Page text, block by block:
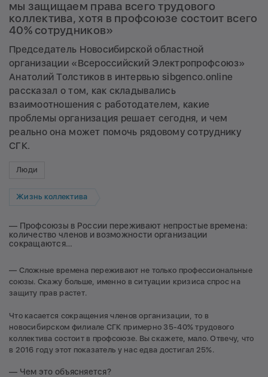
мы защищаем права всего трудового
коллектива, хотя в профсоюзе состоит всего
40% сотрудников»
Председатель Новосибирской областной
организации «Всероссийский Электропрофсоюз»
Анатолий Толстиков в интервью sibgenco.online
рассказал о том, как складывались
взаимоотношения с работодателем, какие
проблемы организация решает сегодня, и чем
реально она может помочь рядовому сотруднику
СГК.
Люди
Жизнь коллектива
— Профсоюзы в России переживают непростые времена:
количество членов и возможности организации
сокращаются…
— Сложные времена переживают не только профессиональные
союзы. Скажу больше, именно в ситуации кризиса спрос на
защиту прав растет.
Что касается сокращения членов организации, то в
новосибирском филиале СГК примерно 35-40% трудового
коллектива состоит в профсоюзе. Вы скажете, мало. Отвечу, что
в 2016 году этот показатель у нас едва достигал 25%.
— Чем это объясняется?